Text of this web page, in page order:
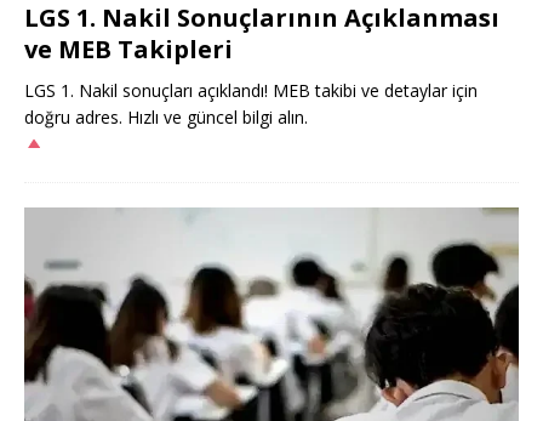
LGS 1. Nakil Sonuçlarının Açıklanması
ve MEB Takipleri
LGS 1. Nakil sonuçları açıklandı! MEB takibi ve detaylar için
doğru adres. Hızlı ve güncel bilgi alın.